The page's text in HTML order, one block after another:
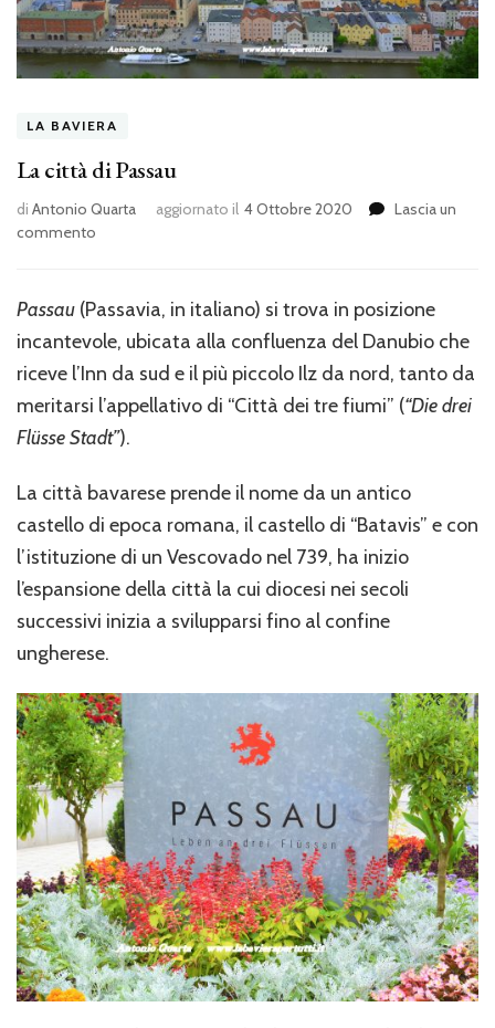
LA BAVIERA
La città di Passau
di Antonio Quarta aggiornato il 4 Ottobre 2020
Lascia un
commento
di
Passau (Passavia, in italiano) si trova in posizione
incantevole, ubicata alla confluenza del Danubio che
riceve l’Inn da sud e il più piccolo Ilz da nord, tanto da
meritarsi l’appellativo di “Città dei tre fiumi” (“Die drei
Flüsse Stadt”).
La città bavarese prende il nome da un antico
castello di epoca romana, il castello di “Batavis” e con
l’istituzione di un Vescovado nel 739, ha inizio
l’espansione della città la cui diocesi nei secoli
successivi inizia a svilupparsi fino al confine
ungherese.